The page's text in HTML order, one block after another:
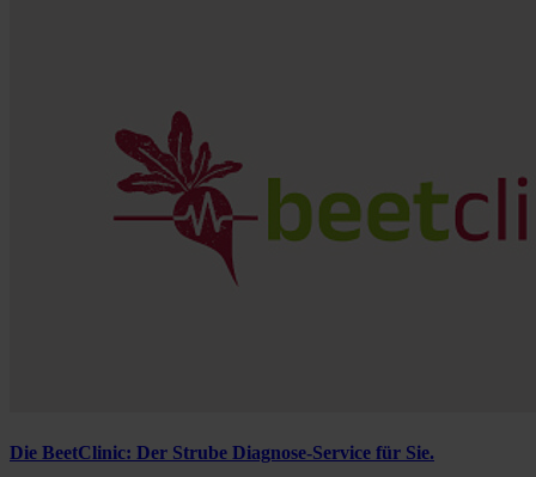
Die BeetClinic: Der Strube Diagnose-Service für Sie.